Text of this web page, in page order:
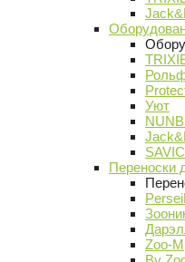
Уют
SAVIC
Переноски
Zoo-M